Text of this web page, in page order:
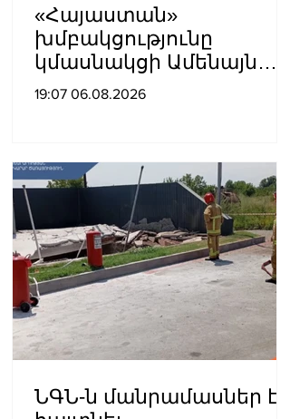
«Հայաստան»
խմբակցությունը
կմասնակցի Ամենայն
Հայոց Կաթողիկոսի
19:07 06.08.2026
ՆԳՆ-ն մանրամասներ է